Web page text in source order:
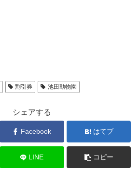
割引券 池田動物園
シェアする
Facebook はてブ
LINE コピー